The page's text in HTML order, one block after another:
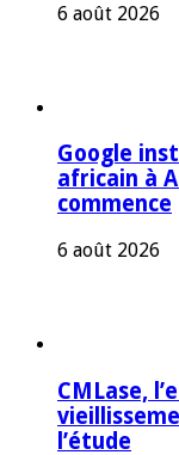
6 août 2026
Google
africain à
commence
6 août 2026
CMLase,
l’étude